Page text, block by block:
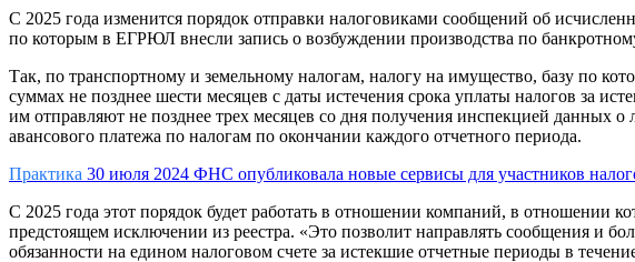
С 2025 года изменится порядок отправки налоговиками сообщений об
по которым в ЕГРЮЛ внесли запись о возбуждении производства по
Так, по транспортному и земельному налогам, налогу на имущество, базу по
суммах не позднее шести месяцев с даты истечения срока уплаты налогов за
им отправляют не позднее трех месяцев со дня получения инспекцией
авансового платежа по налогам по окончании каждого отчетного периода.
Практика 30 июля 2024 ФНС опубликовала новые сервисы для участников
С 2025 года этот порядок будет работать в отношении компаний, в отношении
предстоящем исключении из реестра. «Это позволит направлять сообщения и
обязанности на едином налоговом счете за истекшие отчетные периоды в